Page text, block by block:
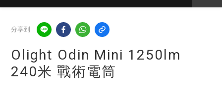
分享到
Olight Odin Mini 1250lm
240米 戰術電筒